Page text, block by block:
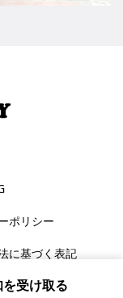
ポリシー
に基づく表記
受け取る